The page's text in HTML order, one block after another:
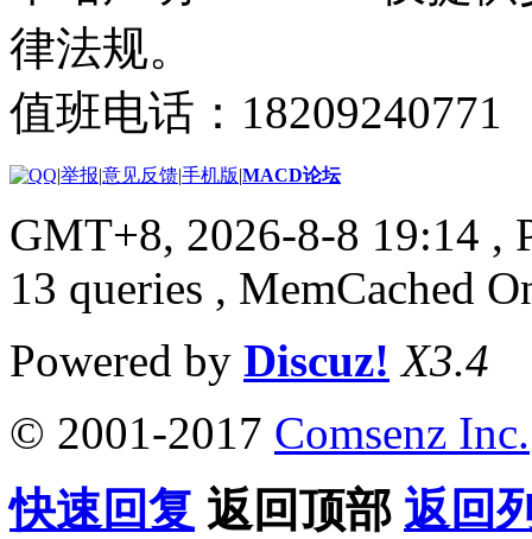
律法规。
值班电话：
|举报|意见反馈|手机版|MACD论坛
GMT+8, 2026-8-8 19:14 ,
13 queries , MemCached
Powered by Discuz! X3.4
© 2001-2017 Comsenz Inc.
快速回复 返回顶部 返回